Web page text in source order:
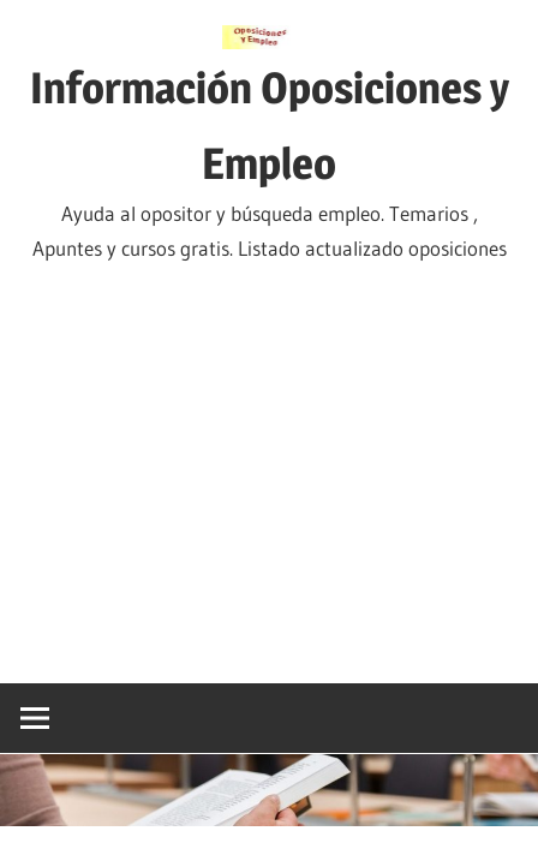
contenido
Información Oposiciones y
Empleo
Ayuda al opositor y búsqueda empleo. Temarios ,
Apuntes y cursos gratis. Listado actualizado oposiciones